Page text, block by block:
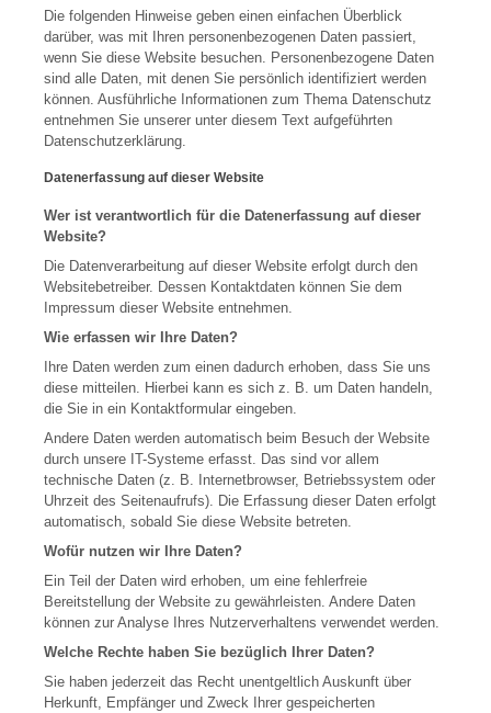
Die folgenden Hinweise geben einen einfachen Überblick
darüber, was mit Ihren personenbezogenen Daten passiert,
wenn Sie diese Website besuchen. Personenbezogene Daten
sind alle Daten, mit denen Sie persönlich identifiziert werden
können. Ausführliche Informationen zum Thema Datenschutz
entnehmen Sie unserer unter diesem Text aufgeführten
Datenschutzerklärung.
Datenerfassung auf dieser Website
Wer ist verantwortlich für die Datenerfassung auf dieser
Website?
Die Datenverarbeitung auf dieser Website erfolgt durch den
Websitebetreiber. Dessen Kontaktdaten können Sie dem
Impressum dieser Website entnehmen.
Wie erfassen wir Ihre Daten?
Ihre Daten werden zum einen dadurch erhoben, dass Sie uns
diese mitteilen. Hierbei kann es sich z. B. um Daten handeln,
die Sie in ein Kontaktformular eingeben.
Andere Daten werden automatisch beim Besuch der Website
durch unsere IT-Systeme erfasst. Das sind vor allem
technische Daten (z. B. Internetbrowser, Betriebssystem oder
Uhrzeit des Seitenaufrufs). Die Erfassung dieser Daten erfolgt
automatisch, sobald Sie diese Website betreten.
Wofür nutzen wir Ihre Daten?
Ein Teil der Daten wird erhoben, um eine fehlerfreie
Bereitstellung der Website zu gewährleisten. Andere Daten
können zur Analyse Ihres Nutzerverhaltens verwendet werden.
Welche Rechte haben Sie bezüglich Ihrer Daten?
Sie haben jederzeit das Recht unentgeltlich Auskunft über
Herkunft, Empfänger und Zweck Ihrer gespeicherten